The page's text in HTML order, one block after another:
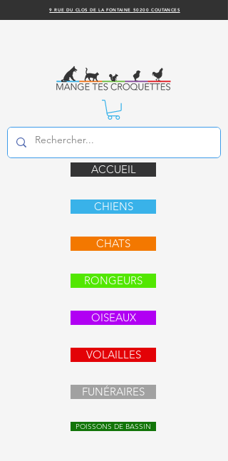
9 RUE DU CLOS DE LA FONTAINE 50200 COUTANCES
ACCUEIL
CHIENS
CHATS
RONGEURS
OISEAUX
VOLAILLES
FUNÉRAIRES
POISSONS DE BASSIN